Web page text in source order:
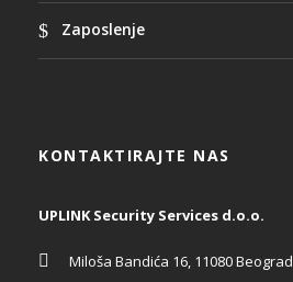
Zaposlenje
KONTAKTIRAJTE NAS
UPLINK Security Services d.o.o.
Miloša Bandića 16, 11080 Beograd